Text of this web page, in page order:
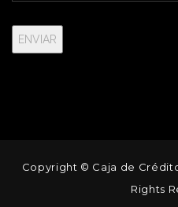
Copyright © Caja de
Rights